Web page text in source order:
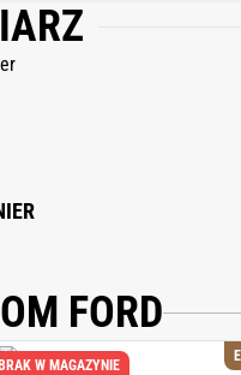
ALCOHOL, CITRAL,
METHOXYCINNAMATE, BUTYL
FORD
BRAK W MAGAZYNIE